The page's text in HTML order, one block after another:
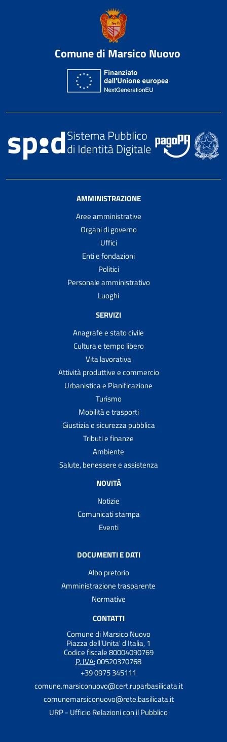
Comune di Marsico Nuovo
AMMINISTRAZIONE
Aree amministrative
Organi di governo
Uffici
Enti e fondazioni
Politici
Personale amministrativo
Luoghi
SERVIZI
Anagrafe e stato civile
Cultura e tempo libero
Vita lavorativa
Attività produttive e commercio
Urbanistica e Pianificazione
Turismo
Mobilità e trasporti
Giustizia e sicurezza pubblica
Tributi e finanze
Ambiente
Salute, benessere e assistenza
NOVITÀ
Notizie
Comunicati stampa
Eventi
DOCUMENTI E DATI
Albo pretorio
Amministrazione trasparente
Normative
CONTATTI
Comune di Marsico Nuovo
Piazza dell'Unita' d'Italia, 1
Codice fiscale 80004090769
P. IVA:00520370768
+39 0975 345111
comune.marsiconuovo@cert.ruparbasilicata.it
comunemarsiconuovo@rete.basilicata.it
URP - Ufficio Relazioni con il Pubblico